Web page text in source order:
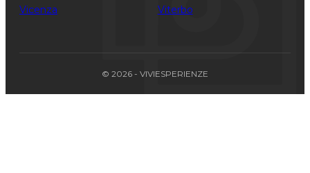
Vicenza Viterbo
© 2026 - VIVIESPERIENZE